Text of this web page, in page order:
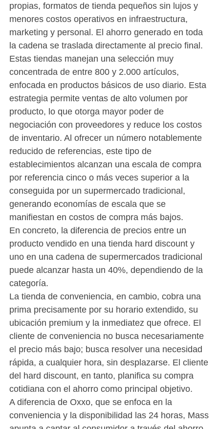
propias, formatos de tienda pequeños sin lujos y
menores costos operativos en infraestructura,
marketing y personal. El ahorro generado en toda
la cadena se traslada directamente al precio final.
Estas tiendas manejan una selección muy
concentrada de entre 800 y 2.000 artículos,
enfocada en productos básicos de uso diario. Esta
estrategia permite ventas de alto volumen por
producto, lo que otorga mayor poder de
negociación con proveedores y reduce los costos
de inventario. Al ofrecer un número notablemente
reducido de referencias, este tipo de
establecimientos alcanzan una escala de compra
por referencia cinco o más veces superior a la
conseguida por un supermercado tradicional,
generando economías de escala que se
manifiestan en costos de compra más bajos.
En concreto, la diferencia de precios entre un
producto vendido en una tienda hard discount y
uno en una cadena de supermercados tradicional
puede alcanzar hasta un 40%, dependiendo de la
categoría.
La tienda de conveniencia, en cambio, cobra una
prima precisamente por su horario extendido, su
ubicación premium y la inmediatez que ofrece. El
cliente de conveniencia no busca necesariamente
el precio más bajo; busca resolver una necesidad
rápida, a cualquier hora, sin desplazarse. El cliente
del hard discount, en tanto, planifica su compra
cotidiana con el ahorro como principal objetivo.
A diferencia de Oxxo, que se enfoca en la
conveniencia y la disponibilidad las 24 horas, Mass